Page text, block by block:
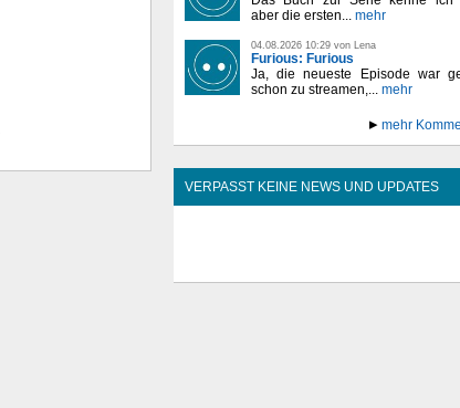
aber die ersten... mehr
04.08.2026 10:29 von Lena
Furious: Furious
Ja, die neueste Episode war
schon zu streamen,... mehr
mehr
VERPASST KEINE NEWS UND UPDATES